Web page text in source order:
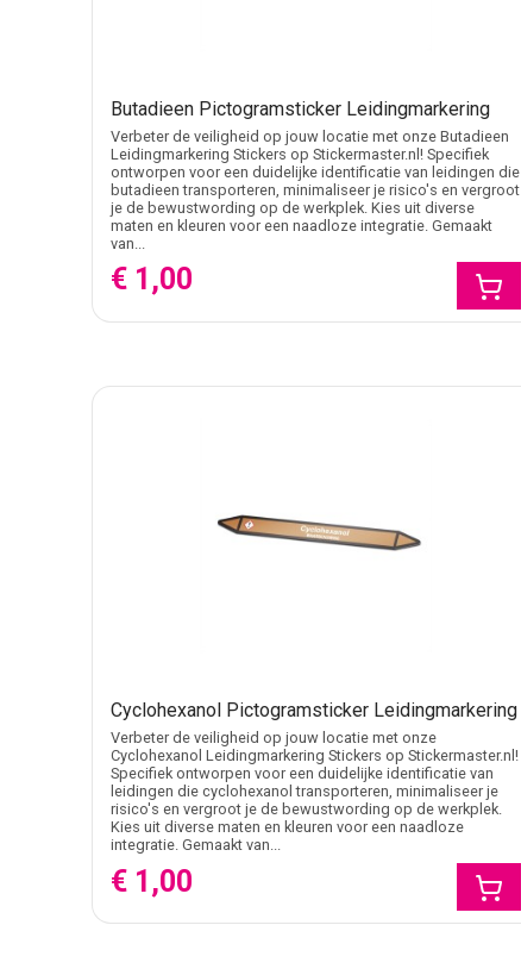
Butadieen Pictogramsticker Leidingmarkering
Verbeter de veiligheid op jouw locatie met onze Butadieen
Leidingmarkering Stickers op Stickermaster.nl! Specifiek
ontworpen voor een duidelijke identificatie van leidingen die
butadieen transporteren, minimaliseer je risico's en vergroot
je de bewustwording op de werkplek. Kies uit diverse
maten en kleuren voor een naadloze integratie. Gemaakt
van...
€ 1,00
Cyclohexanol Pictogramsticker Leidingmarkering
Verbeter de veiligheid op jouw locatie met onze
Cyclohexanol Leidingmarkering Stickers op Stickermaster.nl!
Specifiek ontworpen voor een duidelijke identificatie van
leidingen die cyclohexanol transporteren, minimaliseer je
risico's en vergroot je de bewustwording op de werkplek.
Kies uit diverse maten en kleuren voor een naadloze
integratie. Gemaakt van...
€ 1,00